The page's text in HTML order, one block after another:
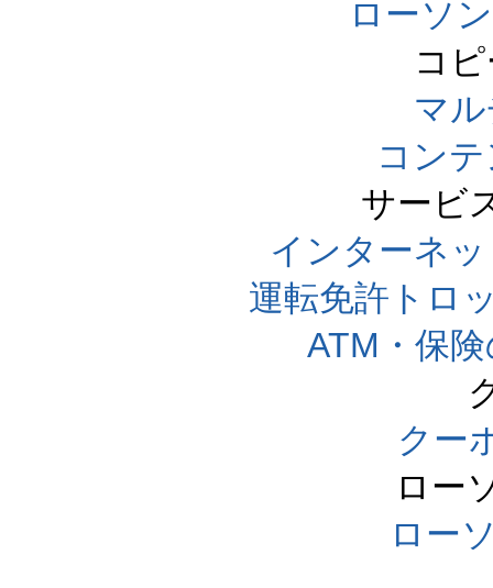
ローソ
コ
マ
コン
サービ
インターネ
運転免許トロ
ATM・保
クー
ロー
ロー